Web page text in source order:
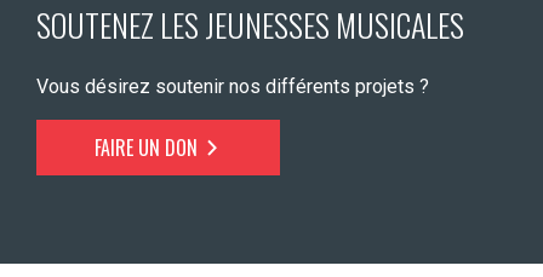
SOUTENEZ LES JEUNESSES MUSICALES
Vous désirez soutenir nos différents projets ?
FAIRE UN DON